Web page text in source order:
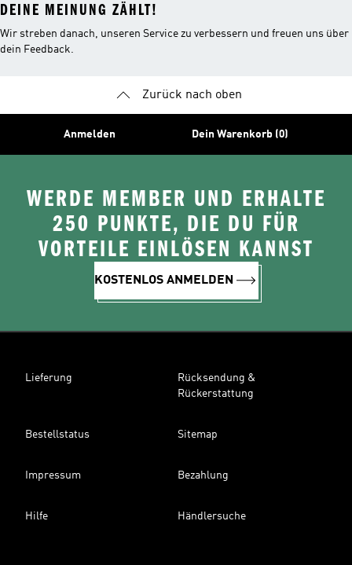
DEINE MEINUNG ZÄHLT!
Wir streben danach, unseren Service zu verbessern und freuen uns über
dein Feedback.
Zurück nach oben
Anmelden Dein Warenkorb (0)
WERDE MEMBER UND ERHALTE
250 PUNKTE, DIE DU FÜR
VORTEILE EINLÖSEN KANNST
KOSTENLOS ANMELDEN
Lieferung
Rücksendung &
Rückerstattung
Bestellstatus Sitemap
Impressum Bezahlung
Hilfe Händlersuche